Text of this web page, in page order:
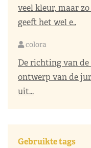
veel kleur, maar
geeft het wel e..
colora
De richting van
ontwerp van de
uit...
Gebruikte tags